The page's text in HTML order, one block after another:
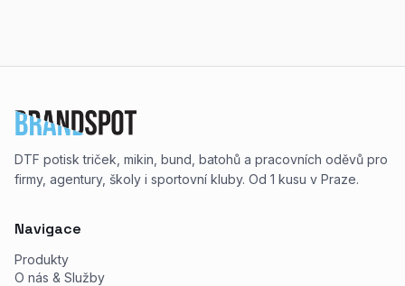
DTF potisk triček, mikin, bund, batohů a pracovních oděvů pro
firmy, agentury, školy i sportovní kluby. Od 1 kusu v Praze.
Navigace
Produkty
O nás & Služby